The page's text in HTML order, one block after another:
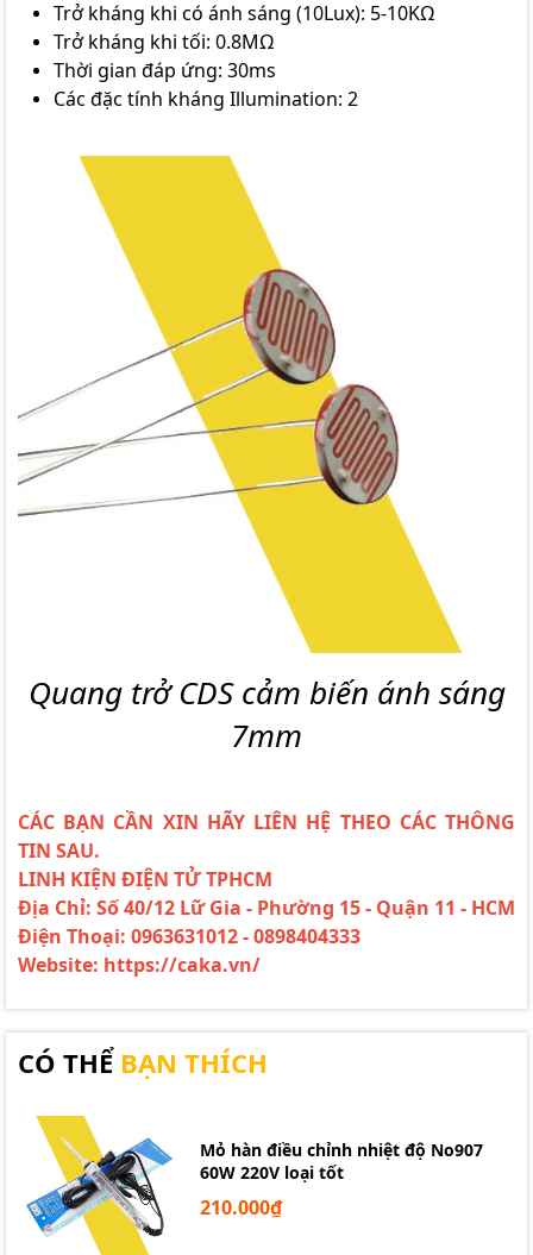
Trở kháng khi có ánh sáng (10Lux): 5-10KΩ
Trở kháng khi tối: 0.8MΩ
Thời gian đáp ứng: 30ms
Các đặc tính kháng Illumination: 2
Quang trở CDS cảm biến ánh sáng
7mm
CÁC BẠN CẦN XIN HÃY LIÊN HỆ THEO CÁC THÔNG
TIN SAU.
LINH KIỆN ĐIỆN TỬ TPHCM
Địa Chỉ: Số 40/12 Lữ Gia - Phường 15 - Quận 11 - HCM
Điện Thoại: 0963631012 - 0898404333
Website: https://caka.vn/
CÓ THỂ BẠN THÍCH
Mỏ hàn điều chỉnh nhiệt độ No907
60W 220V loại tốt
210.000₫